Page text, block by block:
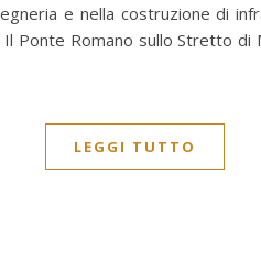
e nella costruzione di
Ponte Romano sullo Stretto di
LEGGI TUTTO